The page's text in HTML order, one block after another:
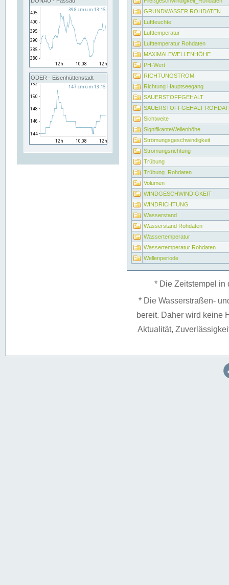
ODER - Eisenhüttenstadt
GRUNDWASSER ROHDATEN
Luftfeuchte
Lufttemperatur
Lufttemperatur Rohdaten
MAXIMALEWELLENHÖHE
PH-Wert
RICHTUNGSTROM
Richtung Hauptseegang
SAUERSTOFFGEHALT
SAUERSTOFFGEHALT
Sichtweite
SignifikanteWellenhöhe
Strömungsgeschwindigkeit
Strömungsrichtung
Trübung
Trübung_Rohdaten
Volumen
WINDGESCHWINDIGKEIT
WINDRICHTUNG
Wasserstand
Wasserstand Rohdaten
Wassertemperatur
Wassertemperatur Rohdaten
Wellenperiode
* Die Zeitstempel in
* Die Wasserstraßen-
bereit. Daher wird keine
Aktualität,